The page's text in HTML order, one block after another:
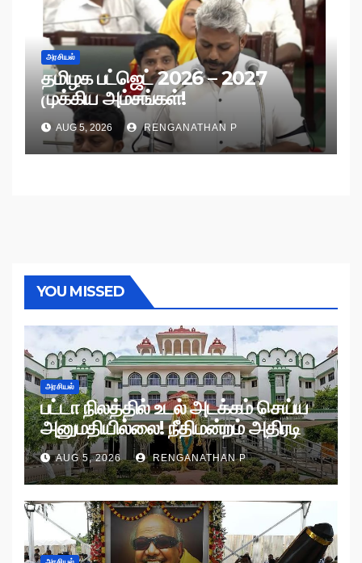
அரசியல்
தமிழக பட்ஜெட் 2026 – 2027
முக்கிய அம்சங்கள்!
AUG 5, 2026 RENGANATHAN P
YOU MISSED
அரசியல்
பட்டா நிலத்தில் உடல் அடக்கம் செய்ய
அனுமதியில்லை! நீதிமன்றம் அதிரடி
உத்தரவு!
AUG 5, 2026 RENGANATHAN P